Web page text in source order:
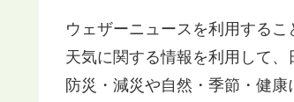
ウェザーニュースを利用する
天気に関する情報を利用して、
防災・減災や自然・季節・健